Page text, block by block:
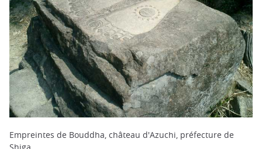
Empreintes de Bouddha, château d'Azuchi, préfecture de